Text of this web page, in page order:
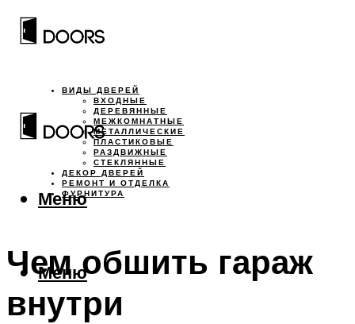
ВИДЫ ДВЕРЕЙ
ВХОДНЫЕ
ДЕРЕВЯННЫЕ
МЕЖКОМНАТНЫЕ
МЕТАЛЛИЧЕСКИЕ
ПЛАСТИКОВЫЕ
РАЗДВИЖНЫЕ
СТЕКЛЯННЫЕ
ДЕКОР ДВЕРЕЙ
РЕМОНТ И ОТДЕЛКА
ФУРНИТУРА
Меню
Меню
Чем обшить гараж
внутри